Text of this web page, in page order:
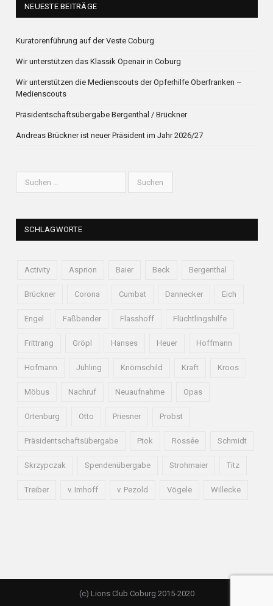
NEUESTE BEITRÄGE
Kuratorenführung auf der Veste Coburg
Wir unterstützen das Klassik Openair in Coburg
Wir unterstützen die Medienscouts der Opferhilfe Oberfranken –
Medienscouts
Präsidentschaftsübergabe Bergenthal / Brückner
Andreas Brückner ist neuer Präsident im Jahr 2026/27
SCHLAGWORTE
Activity Asprion Baier Beck Bergenthal
Brückner Corona Cumbat Dannecker Eich
Engel Faßbender Flasshoff Flüchtlingshilfe
Frittrang Gröpl Hanses Heuer Hoffmann
Hofmann Jühling Knörnschild Kraft Kroos
Möbus Nachruf Neuaufnahme Opas
Ortenburg Otto Priesner Probst
Präsidentschaftsübergabe Ptok Rossée Schmidt
Skrzypczak Spendenübergabe Strohmaier Titz
Treiber v. Imhoff v. Pezold Vögele Willecke
(c) Lions Club Coburg 2015-2020